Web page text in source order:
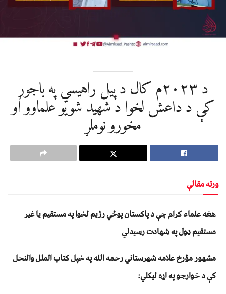
د ٢٠٢٣م کال د پيل راهیسي په باجوړ
کې د داعش لخوا د شهید شویو علماوو او
مخورو نوملړ
ورته مقالې
هغه علماﺀ کرام چې د پاکستان پوځي رژیم لخوا په مستقيم يا غير
مستقيم ډول په شهادت رسيدلي
مشهور مؤرخ علامه شهرستاني رحمه الله په خپل کتاب الملل والنحل
کې د خوارجو په اړه لیکلي: